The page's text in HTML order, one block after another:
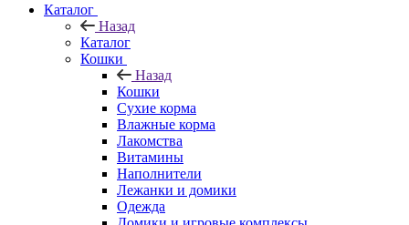
Каталог
Назад
Каталог
Кошки
Назад
Кошки
Сухие корма
Влажные корма
Лакомства
Витамины
Наполнители
Лежанки и домики
Одежда